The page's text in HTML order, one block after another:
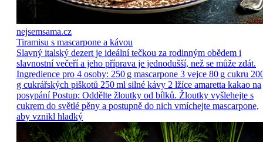
nejsemsama.cz
Tiramisu s mascarpone a kávou
Slavný italský dezert je ideální tečkou za rodinným obědem i
slavnostní večeří a jeho příprava je jednodušší, než se může zdát.
Ingredience pro 4 osoby: 250 g mascarpone 3 vejce 80 g cukru
g cukrářských piškotů 250 ml silné kávy 2 lžíce amaretta kakao na
posypání Postup: Oddělte žloutky od bílků. Žloutky vyšlehejte s
cukrem do světlé pěny a postupně do nich vmíchejte mascarpone,
aby vznikl hladký